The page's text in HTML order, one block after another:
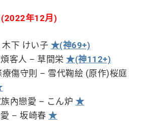
年12月)
下 けい子 ★(神69+)
客人 – 草間栄★(神112+)
傷守則 – 雪代鞠絵 (原作)桜庭
內戀愛 – こん炉 ★
– 坂崎春★